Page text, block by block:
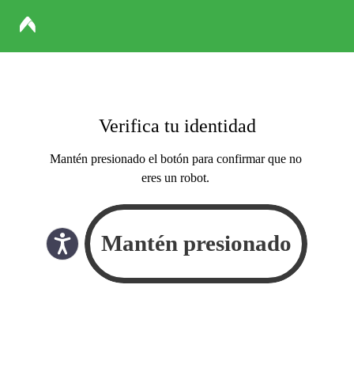
Verifica tu identidad
Mantén presionado el botón para confirmar que no
eres un robot.